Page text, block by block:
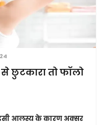
छुटकारा तो फॉलो
इसी आलस्य के कारण अक्सर